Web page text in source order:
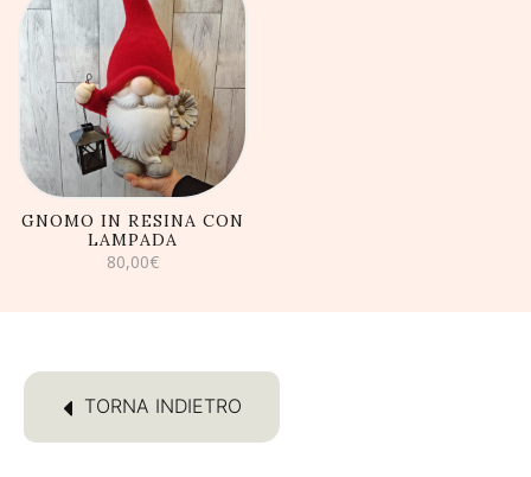
27,50€.10,00€.
AGGIUNGI AL
CARRELLO
GNOMO IN RESINA CON
LAMPADA
80,00€
TORNA INDIETRO